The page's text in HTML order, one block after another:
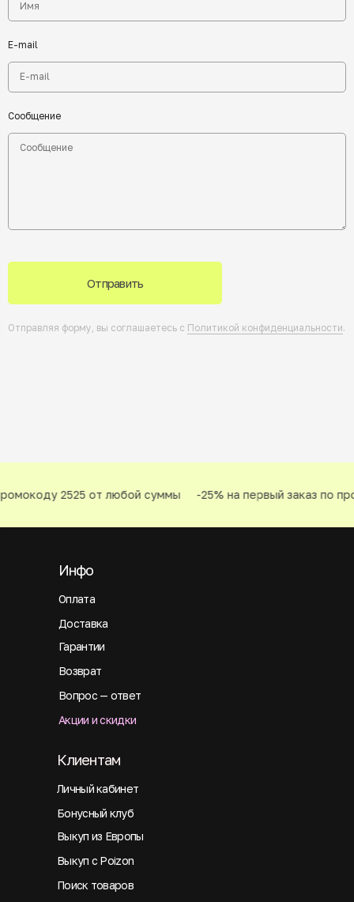
E-mail
Сообщение
Отправить
Отправляя форму, вы соглашаетесь с Политикой конфиденциальности.
2525 от любой суммы -25% на первый заказ по
Оплата
Инфо
Доставка
Гарантии
Возврат
Вопрос — ответ
Акции и скидки
Личный кабинет
Клиентам
Бонусный клуб
Выкуп из Европы
Выкуп с Poizon
Поиск товаров